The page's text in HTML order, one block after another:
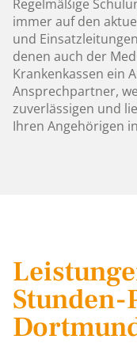
Regelmäßige
immer auf den
und
denen auch der
Krankenkassen ein
Ansprechpartner,
zuverlässigen und
Ihren Angehörigen
Stunden-